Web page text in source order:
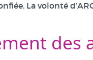
La volonté
des